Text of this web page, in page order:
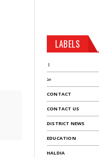
LABELS
।
১০
CONTACT
CONTACT US
DISTRICT NEWS
EDUCATION
HALDIA